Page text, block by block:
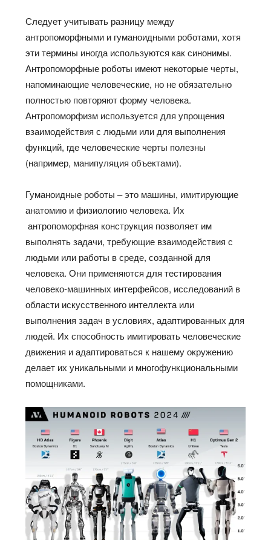
Следует учитывать разницу между
антропоморфными и гуманоидными роботами, хотя
эти термины иногда используются как синонимы.
Антропоморфные роботы имеют некоторые черты,
напоминающие человеческие, но не обязательно
полностью повторяют форму человека.
Антропоморфизм используется для упрощения
взаимодействия с людьми или для выполнения
функций, где человеческие черты полезны
(например, манипуляция объектами).
Гуманоидные роботы – это машины, имитирующие
анатомию и физиологию человека. Их
антропоморфная конструкция позволяет им
выполнять задачи, требующие взаимодействия с
людьми или работы в среде, созданной для
человека. Они применяются для тестирования
человеко-машинных интерфейсов, исследований в
области искусственного интеллекта или
выполнения задач в условиях, адаптированных для
людей. Их способность имитировать человеческие
движения и адаптироваться к нашему окружению
делает их уникальными и многофункциональными
помощниками.